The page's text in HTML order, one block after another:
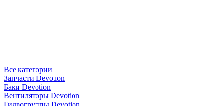
Все категории
Запчасти Devotion
Баки Devotion
Вентиляторы Devotion